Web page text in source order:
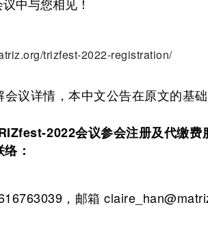
trizfest-2022-registration/
议详情， 本中文公告在原文的基
2022会议参会注册及代缴费
：
，邮箱